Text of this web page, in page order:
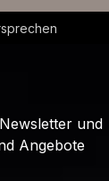
und
Angebote